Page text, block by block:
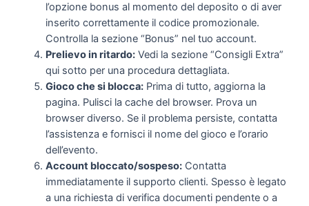
l’opzione bonus al momento del deposito o di aver
inserito correttamente il codice promozionale.
Controlla la sezione “Bonus” nel tuo account.
Prelievo in ritardo: Vedi la sezione “Consigli Extra”
qui sotto per una procedura dettagliata.
Gioco che si blocca: Prima di tutto, aggiorna la
pagina. Pulisci la cache del browser. Prova un
browser diverso. Se il problema persiste, contatta
l’assistenza e fornisci il nome del gioco e l’orario
dell’evento.
Account bloccato/sospeso: Contatta
immediatamente il supporto clienti. Spesso è legato
a una richiesta di verifica documenti pendente o a